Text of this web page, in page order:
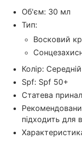
Об'єм: 30 мл
Тип:
Восковий
Колір:
Spf: Spf 50+
Статева
підходить для